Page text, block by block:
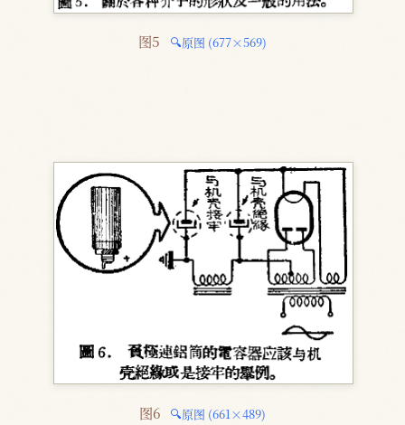
图5 🔍原图 (677×569)
图6 🔍原图 (661×489)